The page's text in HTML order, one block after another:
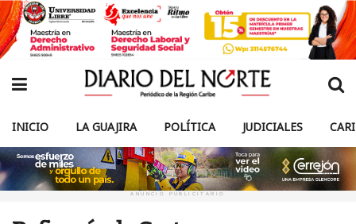
INICIO LA GUAJIRA POLÍTICA JUDICIALES
ANUNCIO PUBLICITARIO